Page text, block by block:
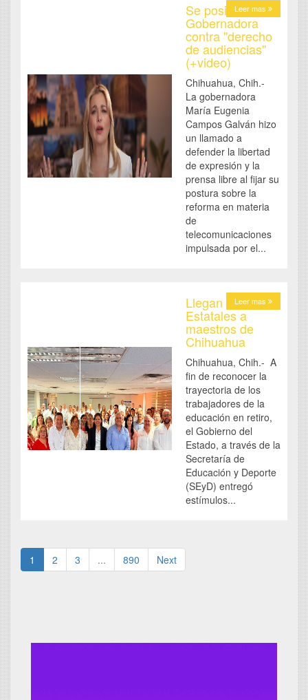
Leer mas
Se posiciona
Gobernadora
contra "derecho
de audiencias"
(+video)
Chihuahua, Chih.-
La gobernadora
María Eugenia
Campos Galván hizo
un llamado a
defender la libertad
de expresión y la
prensa libre al fijar su
postura sobre la
reforma en materia
de
telecomunicaciones
impulsada por el...
Leer mas
Llegan Bonos
Estatales a
maestros de
Chihuahua
Chihuahua, Chih.- A
fin de reconocer la
trayectoria de los
trabajadores de la
educación en retiro,
el Gobierno del
Estado, a través de la
Secretaría de
Educación y Deporte
(SEyD) entregó
estímulos...
1 2 3 ... 890 Next